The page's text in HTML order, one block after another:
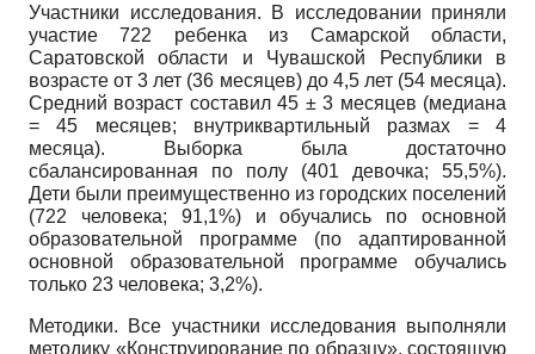
Участники исследования. В исследовании приняли
участие 722 ребенка из Самарской области,
Саратовской области и Чувашской Республики в
возрасте от 3 лет (36 месяцев) до 4,5 лет (54 месяца).
Средний возраст составил 45 ± 3 месяцев (медиана
= 45 месяцев; внутриквартильный размах = 4
месяца). Выборка была достаточно
сбалансированная по полу (401 девочка; 55,5%).
Дети были преимущественно из городских поселений
(722 человека; 91,1%) и обучались по основной
образовательной программе (по адаптированной
основной образовательной программе обучались
только 23 человека; 3,2%).
Методики. Все участники исследования выполняли
методику «Конструирование по образцу», состоящую